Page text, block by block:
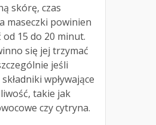
skórę, czas
maseczki powinien
od 15 do 20 minut.
się jej trzymać
jeśli
wpływające
takie jak
czy cytryna.